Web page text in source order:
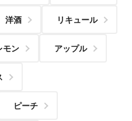
洋酒 リキュール
モン アップル
ピーチ